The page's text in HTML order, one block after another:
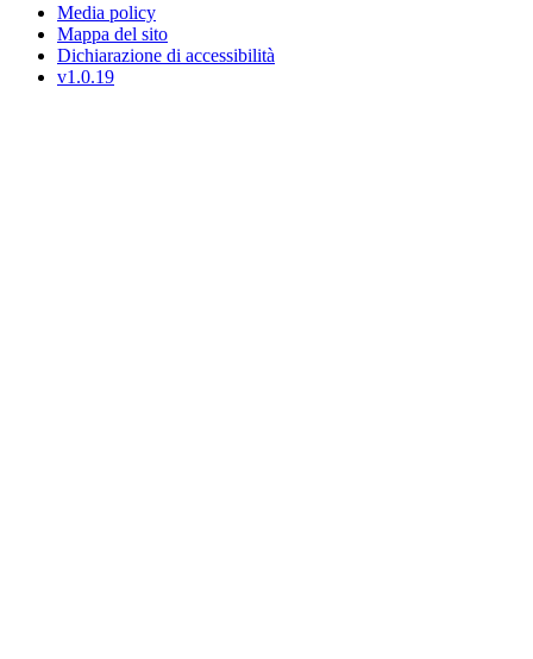
Media policy
Mappa del sito
Dichiarazione di accessibilità
v1.0.19